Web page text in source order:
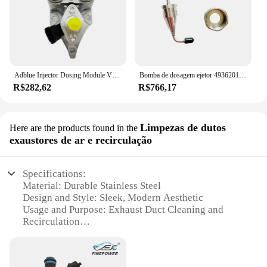
R$282,62 R$766,17
Here are the products found in the Limpezas de dutos
exaustores de ar e recirculação
Specifications:
Material: Durable Stainless Steel
Design and Style: Sleek, Modern Aesthetic
Usage and Purpose: Exhaust Duct Cleaning and
Recirculation
Parts and Accessories: Comes with Full Set for Easy